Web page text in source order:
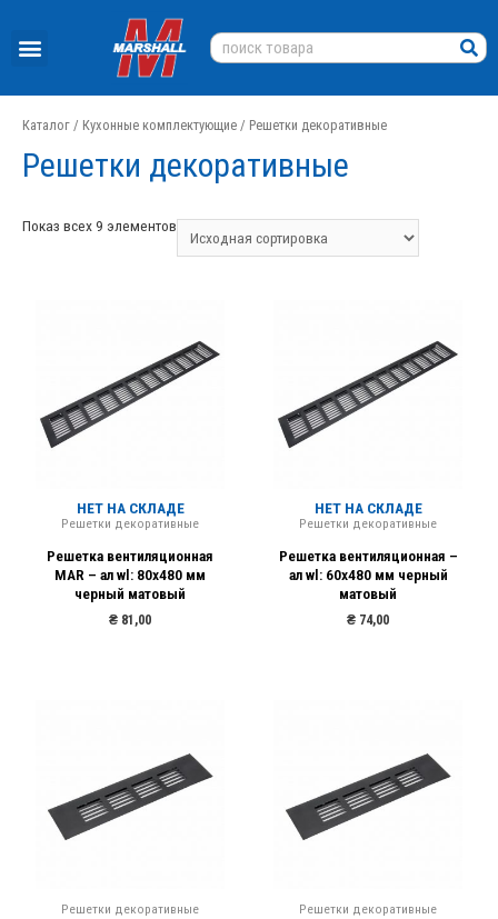
Каталог / Кухонные комплектующие / Решетки декоративные
Решетки декоративные
Показ всех 9 элементов
НЕТ НА СКЛАДЕ
Решетки декоративные
Решетка вентиляционная
MAR – ал wl: 80х480 мм
черный матовый
₴ 81,00
НЕТ НА СКЛАДЕ
Решетки декоративные
Решетка вентиляционная –
ал wl: 60х480 мм черный
матовый
₴ 74,00
Решетки декоративные Решетки декоративные